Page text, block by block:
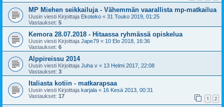
MP Miehen seikkailuja - Vähemmän vaarallista mp-matkailua
Uusin viesti Kirjoittaja Ekoteko « 31 Touko 2019, 01:25
Vastaukset: 5
Kemora 28.07.2018 - Hitaassa ryhmässä opiskelua
Uusin viesti Kirjoittaja Jape79 « 10 Elo 2018, 16:36
Vastaukset: 6
Alppireissu 2014
Uusin viesti Kirjoittaja Juha v « 13 Helmi 2017, 22:08
Vastaukset: 3
Italiasta kotiin - matkarapsaa
Uusin viesti Kirjoittaja karjala « 16 Kesä 2013, 00:31
Vastaukset: 17 1 2